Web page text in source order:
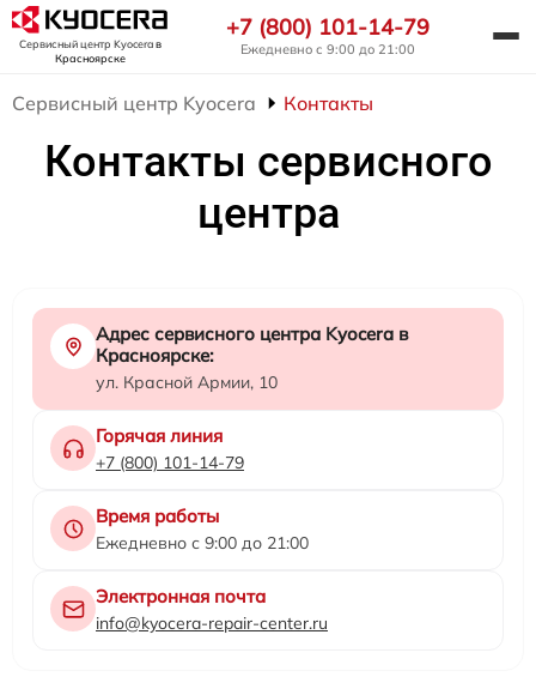
Сервисный центр Kyoceraв
Красноярске
+7 (800) 101-14-79
Ежедневно с 9:00 до 21:00
Сервисный центр Kyocera Контакты
Контакты сервисного
центра
Адрес сервисного центра Kyocera в
Красноярске:
ул. Красной Армии, 10
Горячая линия
+7 (800) 101-14-79
Время работы
Ежедневно с 9:00 до 21:00
Электронная почта
info@kyocera-repair-center.ru